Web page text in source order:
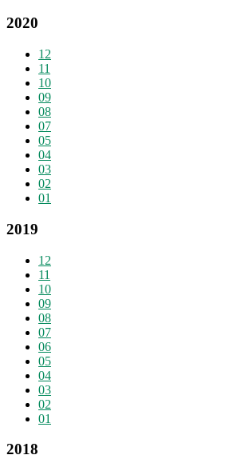
2020
12
11
10
09
08
07
05
04
03
02
01
2019
12
11
10
09
08
07
06
05
04
03
02
01
2018